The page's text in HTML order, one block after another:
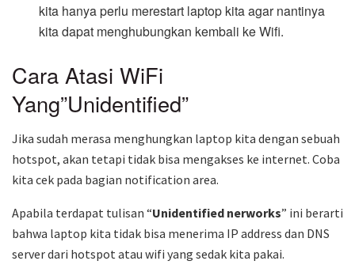
kita hanya perlu merestart laptop kita agar nantinya
kita dapat menghubungkan kembali ke Wifi.
Cara Atasi WiFi
Yang”Unidentified”
Jika sudah merasa menghungkan laptop kita dengan sebuah
hotspot, akan tetapi tidak bisa mengakses ke internet. Coba
kita cek pada bagian notification area.
Apabila terdapat tulisan “Unidentified nerworks” ini berarti
bahwa laptop kita tidak bisa menerima IP address dan DNS
server dari hotspot atau wifi yang sedak kita pakai.